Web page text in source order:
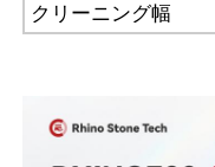
クリーニング幅